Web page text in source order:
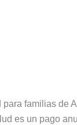
familias de
es un pago